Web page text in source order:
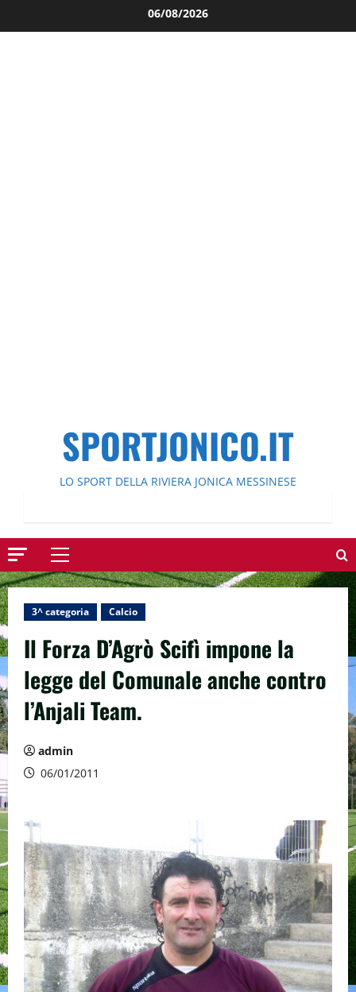
al
06/08/2026
SPORTJONICO.IT
LO SPORT DELLA RIVIERA JONICA MESSINESE
Menu
principale
3^ categoria Calcio
Il Forza D’Agrò Scifì impone la
legge del Comunale anche contro
l’Anjali Team.
admin
06/01/2011